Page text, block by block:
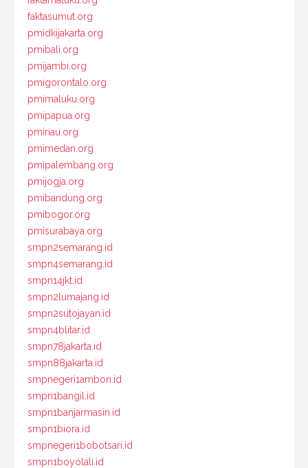
faktasumut.org
pmidkijakarta.org
pmibali.org
pmijambi.org
pmigorontalo.org
pmimaluku.org
pmipapua.org
pmiriau.org
pmimedan.org
pmipalembang.org
pmijogja.org
pmibandung.org
pmibogor.org
pmisurabaya.org
smpn2semarang.id
smpn4semarang.id
smpn14jkt.id
smpn2lumajang.id
smpn2sutojayan.id
smpn4blitar.id
smpn78jakarta.id
smpn88jakarta.id
smpnegeri1ambon.id
smpn1bangil.id
smpn1banjarmasin.id
smpn1biora.id
smpnegeri1bobotsari.id
smpn1boyolali.id